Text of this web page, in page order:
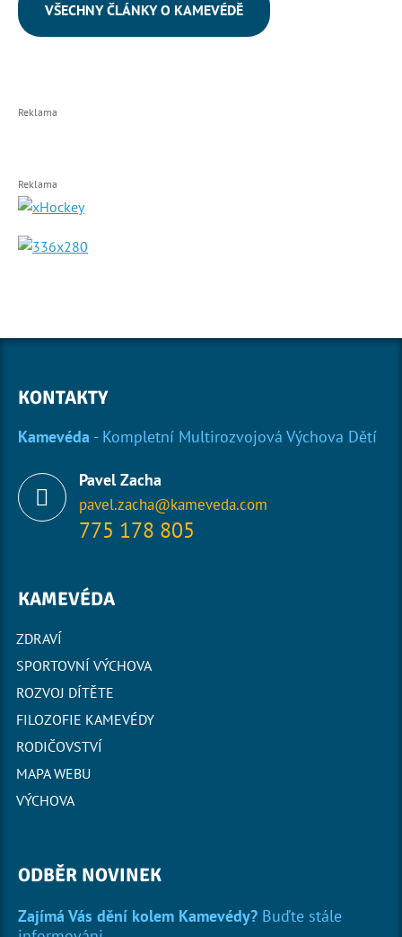
VŠECHNY ČLÁNKY O KAMEVÉDĚ
Reklama
Reklama
KONTAKTY
Kamevéda - Kompletní Multirozvojová Výchova Dětí
Pavel Zacha
pavel.zacha@kameveda.com
775 178 805
KAMEVÉDA
ZDRAVÍ
SPORTOVNÍ VÝCHOVA
ROZVOJ DÍTĚTE
FILOZOFIE KAMEVÉDY
RODIČOVSTVÍ
MAPA WEBU
VÝCHOVA
ODBĚR NOVINEK
Zajímá Vás dění kolem Kamevédy? Buďte stále